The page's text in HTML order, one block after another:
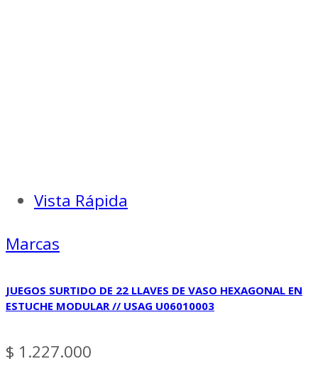
Vista Rápida
Marcas
JUEGOS SURTIDO DE 22 LLAVES DE VASO HEXAGONAL EN
ESTUCHE MODULAR // USAG U06010003
$ 1.227.000